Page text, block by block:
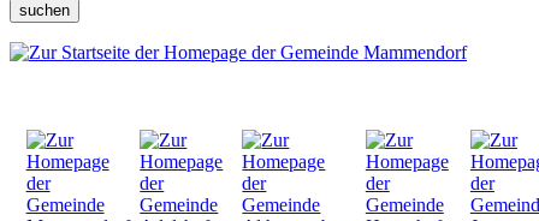
suchen